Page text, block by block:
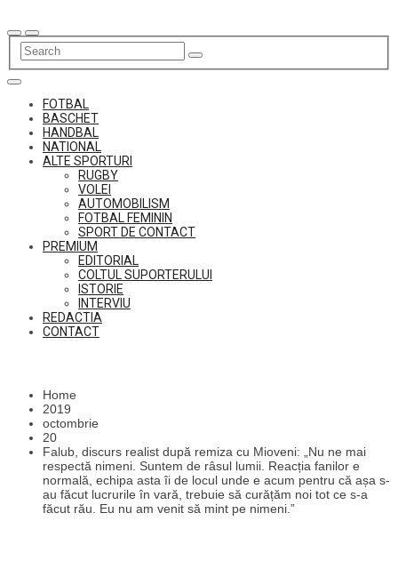
to
content
FOTBAL
BASCHET
HANDBAL
NATIONAL
ALTE SPORTURI
RUGBY
VOLEI
AUTOMOBILISM
FOTBAL FEMININ
SPORT DE CONTACT
PREMIUM
EDITORIAL
COLTUL SUPORTERULUI
ISTORIE
INTERVIU
REDACTIA
CONTACT
Home
2019
octombrie
20
Falub, discurs realist după remiza cu Mioveni: „Nu ne mai
respectă nimeni. Suntem de râsul lumii. Reacția fanilor e
normală, echipa asta îi de locul unde e acum pentru că așa s-
au făcut lucrurile în vară, trebuie să curățăm noi tot ce s-a
făcut rău. Eu nu am venit să mint pe nimeni.”